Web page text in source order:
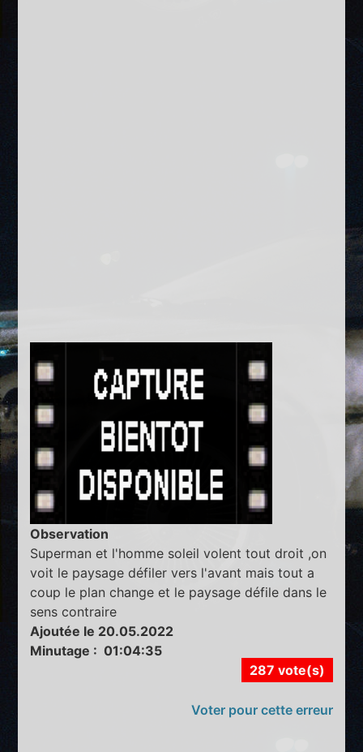
Observation
Superman et l'homme soleil volent tout droit ,on
voit le paysage défiler vers l'avant mais tout a
coup le plan change et le paysage défile dans le
sens contraire
Ajoutée le 20.05.2022
Minutage : 01:04:35
287 vote(s)
Voter pour cette erreur